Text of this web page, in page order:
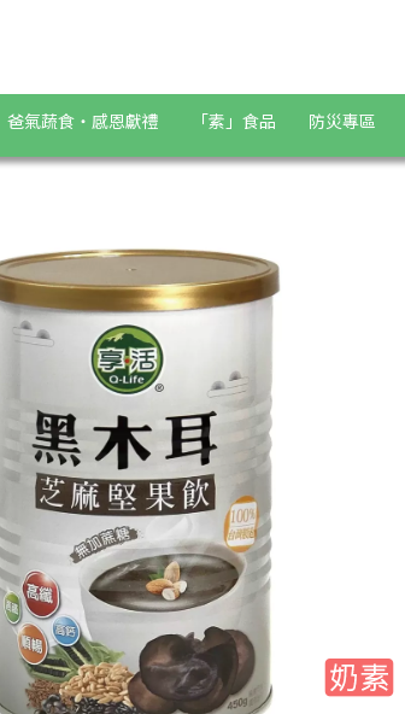
(穀粉)450g/罐 | 福報購蔬食購物商城
爸氣蔬食・感恩獻禮 「素」食品 防災專區